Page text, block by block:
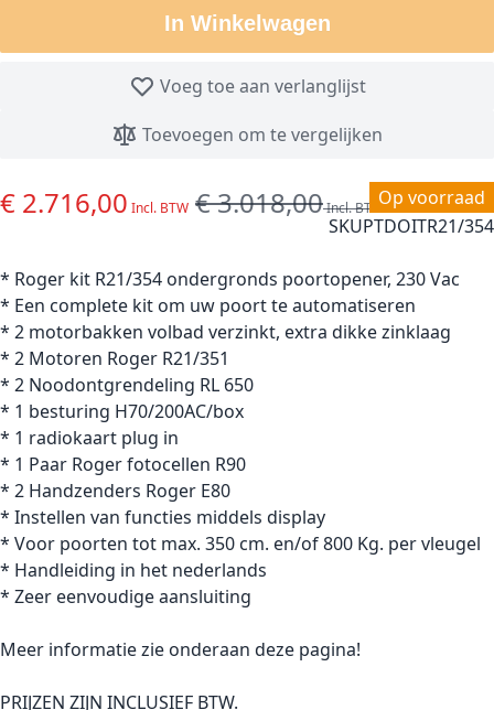
In Winkelwagen
Voeg toe aan verlanglijst
Toevoegen om te vergelijken
Op voorraad
SKUPTDOITR21/354
Special Price
€ 2.716,00 Regular Price
€ 3.018,00
* Roger kit R21/354 ondergronds poortopener, 230 Vac
* Een complete kit om uw poort te automatiseren
* 2 motorbakken volbad verzinkt, extra dikke zinklaag
* 2 Motoren Roger R21/351
* 2 Noodontgrendeling RL 650
* 1 besturing H70/200AC/box
* 1 radiokaart plug in
* 1 Paar Roger fotocellen R90
* 2 Handzenders Roger E80
* Instellen van functies middels display
* Voor poorten tot max. 350 cm. en/of 800 Kg. per vleugel
* Handleiding in het nederlands
* Zeer eenvoudige aansluiting
Meer informatie zie onderaan deze pagina!
PRIJZEN ZIJN INCLUSIEF BTW.